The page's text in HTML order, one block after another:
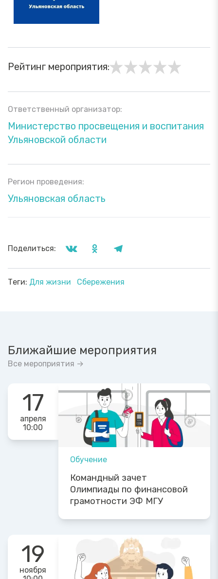
Рейтинг мероприятия:
Ответственный организатор:
Министерство просвещения и воспитания
Ульяновской области
Регион проведения:
Ульяновская область
Поделиться:
Теги: Для жизни Сбережения
Ближайшие мероприятия
Все мероприятия →
17
апреля
10:00
Обучение
Командный зачет
Олимпиады по финансовой
грамотности ЭФ МГУ
19
ноября